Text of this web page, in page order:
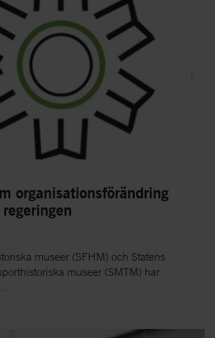
organisationsförändring
museer (SFHM) och Statens
museer (SMTM) har